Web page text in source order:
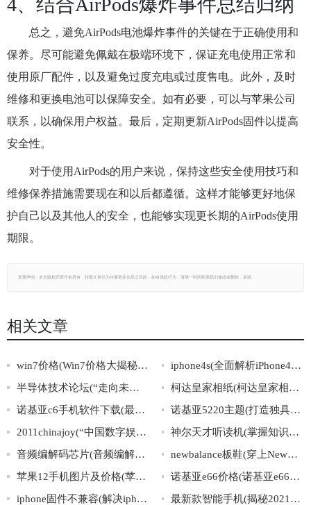
4、结合AirPods爆炸事件总结归纳
总之，避免AirPods电池爆炸事件的关键在于正确使用和
保养。尽可能避免佩戴在极端环境下，保证充电使用正常和
使用原厂配件，以及避免过度充电或过度售电。此外，及时
维修和更换电池可以保障安全。如有必要，可以与苹果公司
联系，以确保用户权益。最后，定期更新AirPods固件以提高
安全性。
对于使用AirPods的用户来说，保持这些安全使用技巧和
维修保养措施需要现在和以后都遵循。这样才能够更好地保
护自己以及其他人的安全，也能够实现更长期的AirPods使用
期限。
郑重声明：本文版权归原作者所有，转载文章仅为传播更多信息之目的，如有侵权行为，请第一时间联系我们修改或删除，多谢。
相关文章
win7价格(Win7价格大揭秘！)
iphone4s(全面解析iPhone4s：功能机到经典机的华丽升级！)
半导体技术论坛(“走向未来：探索半导体技术发展之路”)
柯达皇家相纸(柯达皇家相纸：记录珍贵瞬间的必备选择)
诺基亚c6手机软件下载(最新诺基亚C6手机软件免费下载)
诺基亚5220主题(打造独具特色的诺基亚5220手机主题)
2011chinajoy(“中国数字娱乐盛宴——2011ChinaJoy”)
神尔天才听读机(掌握知识轻松易行，神尔听读机助您一臂之力)
音频编解码芯片(音频编解码芯片：数字音频处理的核心技术)
newbalance板鞋(穿上NewBalance，畅享运动乐趣!)
苹果12手机图片及价格(苹果12手机实拍图、配置及价格全解析！)
诺基亚e66价格(诺基亚e66最新报价，性价比之王！)
iphone固件不兼容(解决iphone固件不兼容的方法分享)
最新款智能手机(揭秘2021年最受欢迎的智能手机款式，惊艳你的科技生活！)